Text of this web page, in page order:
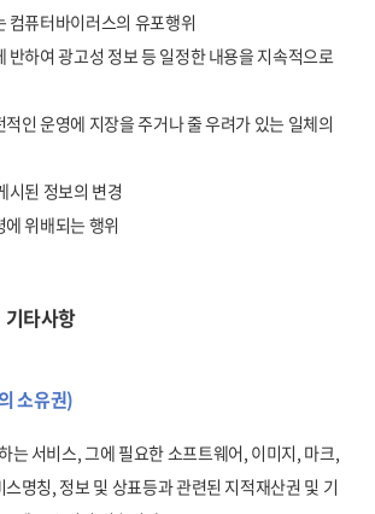
컴퓨터바이러스의 유포행위
반하여 광고성 정보 등 일정한 내용을 지속적으로
인 운영에 지장을 주거나 줄 우려가 있는 일체의
시된 정보의 변경
위배되는 행위
타사항
소유권)
는 서비스, 그에 필요한 소프트웨어, 이미지, 마크,
명칭, 정보 및 상표등과 관련된 지적재산권 및 기